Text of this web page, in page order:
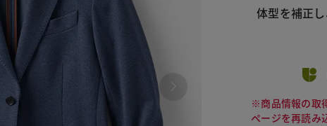
体型を補正
※商品情報の取
ページを再読み